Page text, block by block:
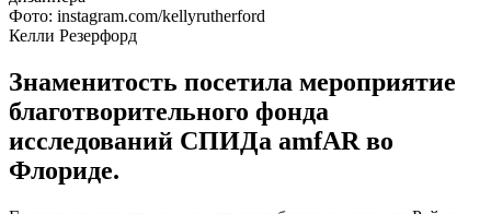
Фото: instagram.com/kellyrutherford
Келли Резерфорд
Знаменитость посетила мероприятие
благотворительного фонда
исследований СПИДа amfAR во
Флориде.